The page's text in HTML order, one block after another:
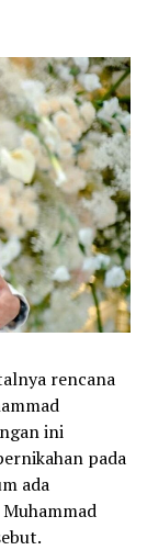
rencana
ini
pada
ada